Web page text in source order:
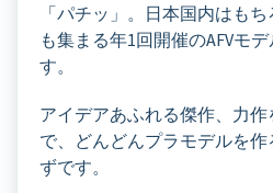
「パチッ」。日本国内はも
も集まる年1回開催のAFVモ
す。
アイデアあふれる傑作、力
で、どんどんプラモデルを
ずです。